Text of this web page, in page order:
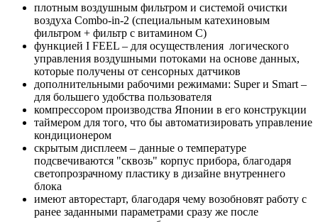
плотным воздушным фильтром и системой очистки
воздуха Combo-in-2 (специальным катехиновым
фильтром + фильтр с витамином С)
функцией I FEEL – для осуществления логического
управления воздушными потоками на основе данных,
которые получены от сенсорных датчиков
дополнительными рабочими режимами: Super и Smart –
для большего удобства пользователя
компрессором производства Японии в его конструкции
таймером для того, что бы автоматизировать управление
кондиционером
скрытым дисплеем – данные о температуре
подсвечиваются "сквозь" корпус прибора, благодаря
светопрозрачному пластику в дизайне внутреннего
блока
имеют авторестарт, благодаря чему возобновят работу с
ранее заданными параметрами сразу же после